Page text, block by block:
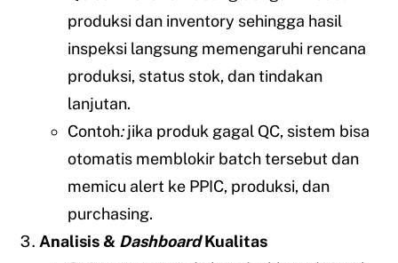
produksi dan inventory sehingga hasil
inspeksi langsung memengaruhi rencana
produksi, status stok, dan tindakan
lanjutan.
Contoh:jika produk gagal QC, sistem bisa
otomatis memblokir batch tersebut dan
memicu alert ke PPIC, produksi, dan
purchasing.
Analisis & DashboardKualitas